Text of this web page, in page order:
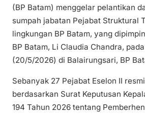
(BP Batam) menggelar pelantikan
sumpah jabatan Pejabat Struktural
lingkungan BP Batam, yang
BP Batam, Li Claudia Chandra,
(20/5/2026) di Balairungsari, BP
Sebanyak 27 Pejabat Eselon II
berdasarkan Surat Keputusan
194 Tahun 2026 tentang